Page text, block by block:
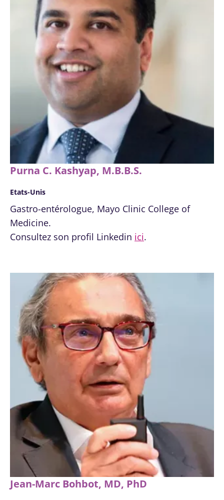
Purna C. Kashyap, M.B.B.S.
Etats-Unis
Gastro-entérologue, Mayo Clinic College of
Medicine.
Consultez son profil Linkedin ici.
Jean-Marc Bohbot, MD, PhD